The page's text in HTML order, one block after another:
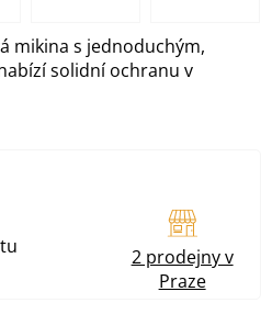
mikina s jednoduchým,
solidní ochranu v
2 prodejny v
Praze